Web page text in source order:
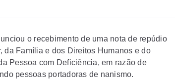
o recebimento de uma nota de repúdio
da Família e dos Direitos Humanos e do
Pessoa com Deficiência, em razão de
pessoas portadoras de nanismo.